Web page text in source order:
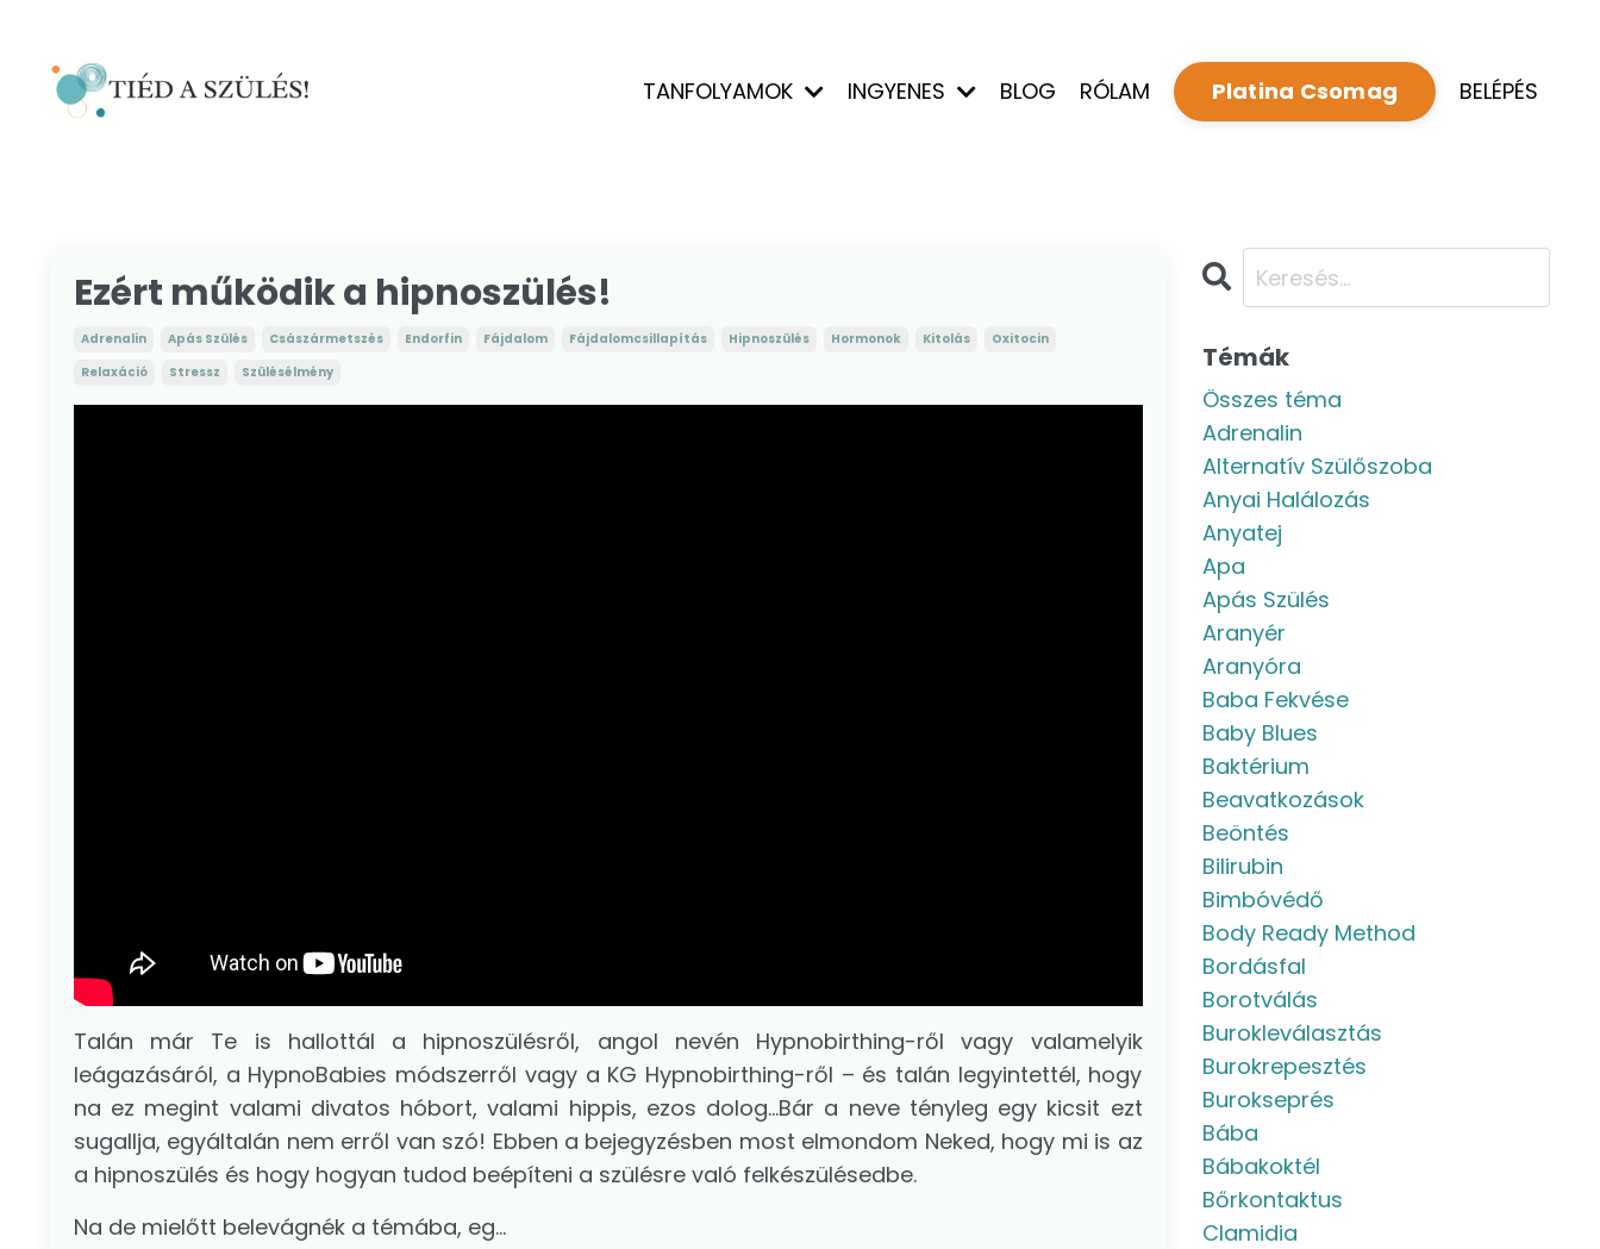
TANFOLYAMOK INGYENES BLOG RÓLAM Platina Csomag BELÉPÉS
Ezért működik a hipnoszülés!
Adrenalin Apás Szülés Császármetszés Endorfin Fájdalom Fájdalomcsillapítás Hipnoszülés Hormonok Kitolás
Oxitocin
Relaxáció
Stressz Szülésélmény
Talán már Te is hallottál a hipnoszülésről, angol nevén Hypnobirthing-ről vagy valamelyik
leágazásáról, a HypnoBabies módszerről vagy a KG Hypnobirthing-ről – és talán legyintettél, hogy
na ez megint valami divatos hóbort, valami hippis, ezos dolog...Bár a neve tényleg egy kicsit ezt
sugallja, egyáltalán nem erről van szó! Ebben a bejegyzésben most elmondom Neked, hogy mi is az
a hipnoszülés és hogy hogyan tudod beépíteni a szülésre való felkészülésedbe.
Na de mielőtt belevágnék a témába, eg...
Témák
Összes téma
Adrenalin
Alternatív Szülőszoba
Anyai Halálozás
Anyatej
Apa
Apás Szülés
Aranyér
Aranyóra
Baba Fekvése
Baby Blues
Baktérium
Beavatkozások
Beöntés
Bilirubin
Bimbóvédő
Body Ready Method
Bordásfal
Borotválás
Burokleválasztás
Burokrepesztés
Burokseprés
Bába
Bábakoktél
Bőrkontaktus
Clamidia